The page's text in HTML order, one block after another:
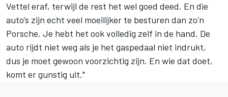
Vettel eraf, terwijl de rest het wel goed deed. En die
auto’s zijn echt veel moeilijker te besturen dan zo'n
Porsche. Je hebt het ook volledig zelf in de hand. De
auto rijdt niet weg als je het gaspedaal niet indrukt,
dus je moet gewoon voorzichtig zijn. En wie dat doet,
komt er gunstig uit."